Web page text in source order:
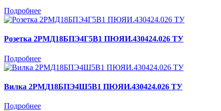
Подробнее
Розетка 2РМД18БПЭ4Г5В1 ПЮЯИ.430424.026 ТУ
Подробнее
Вилка 2РМД18БПЭ4Ш5В1 ПЮЯИ.430424.026 ТУ
Подробнее